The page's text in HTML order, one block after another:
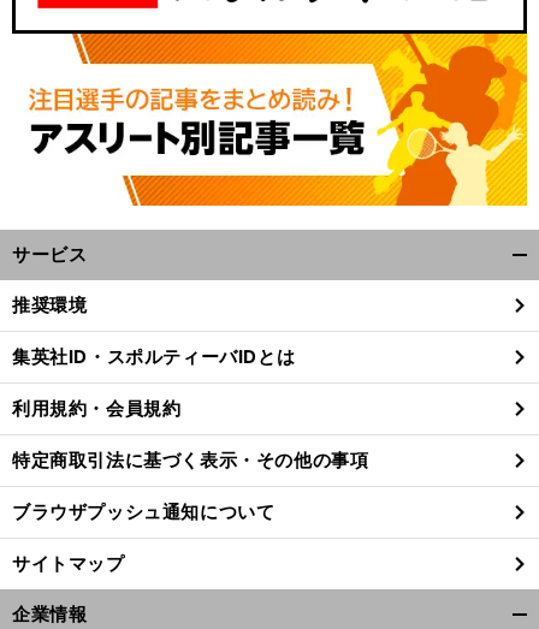
サービス
閉
る
推奨環境
集英社ID・スポルティーバIDとは
利用規約・会員規約
特定商取引法に基づく表示・その他の事項
ブラウザプッシュ通知について
サイトマップ
企業情報